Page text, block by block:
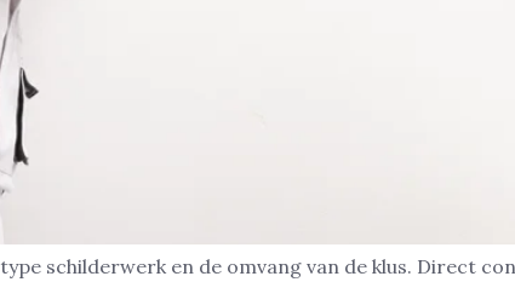
schilderwerk en de omvang van de klus. Direct